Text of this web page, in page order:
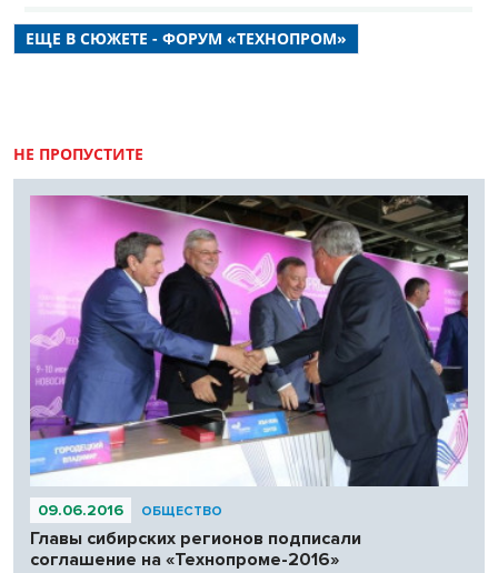
ЕЩЕ В СЮЖЕТЕ - ФОРУМ «ТЕХНОПРОМ»
НЕ ПРОПУСТИТЕ
09.06.2016 ОБЩЕСТВО
Главы сибирских регионов подписали
соглашение на «Технопроме-2016»